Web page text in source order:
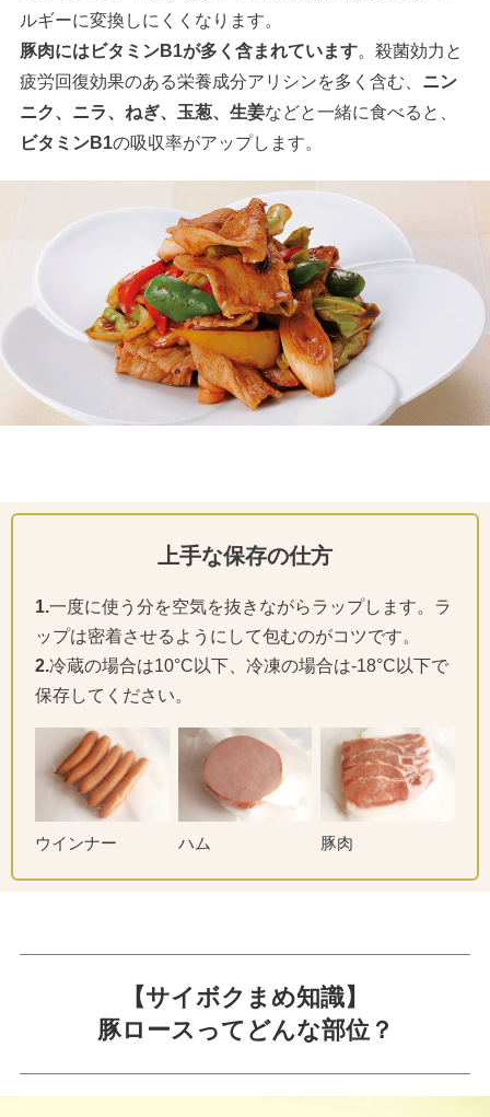
ルギーに変換しにくくなります。
豚肉にはビタミンB1が多く含まれています。殺菌効力と
疲労回復効果のある栄養成分アリシンを多く含む、 ニン
ニク、ニラ、ねぎ、玉葱、生姜などと一緒に食べると、
ビタミンB1の吸収率がアップします。
上手な保存の仕方
1.一度に使う分を空気を抜きながらラップします。ラ
ップは密着させるようにして包むのがコツです。
2.冷蔵の場合は10°C以下、冷凍の場合は-18°C以下で
保存してください。
ウインナー ハム 豚肉
【サイボクまめ知識】
豚ロースってどんな部位？